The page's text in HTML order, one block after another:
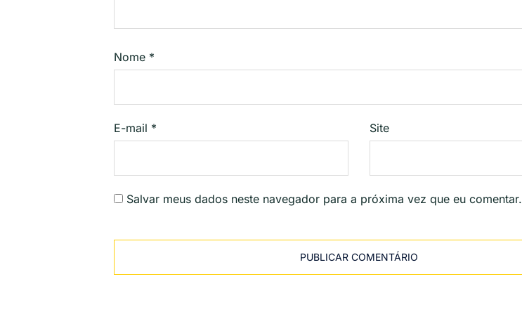
Nome *
E-mail * Site
Salvar meus dados neste navegador para a próxima vez que eu comentar.